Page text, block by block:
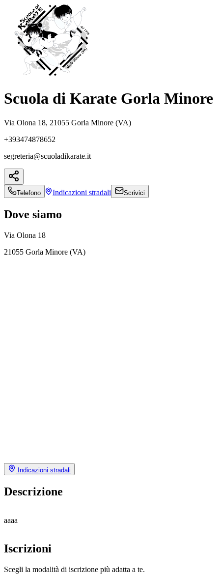
Scuola di Karate Gorla Minore
Via Olona 18, 21055 Gorla Minore (VA)
+393474878652
segreteria@scuoladikarate.it
Telefono Indicazioni stradali Scrivici
Dove siamo
Via Olona 18
21055 Gorla Minore (VA)
Indicazioni stradali
Descrizione
aaaa
Iscrizioni
Scegli la modalità di iscrizione più adatta a te.